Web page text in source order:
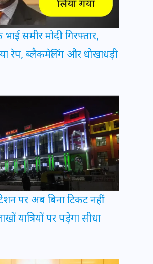
समीर मोदी गिरफ्तार,
रेप, ब्लैकमेलिंग और धोखाधड़ी
पर अब बिना टिकट नहीं
यात्रियों पर पड़ेगा सीधा